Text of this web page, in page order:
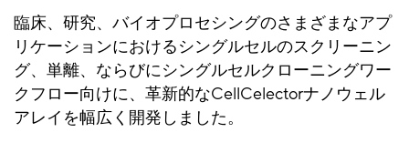
臨床、研究、バイオプロセシングのさまざまなアプ
リケーションにおけるシングルセルのスクリーニン
グ、単離、ならびにシングルセルクローニングワー
クフロー向けに、革新的なCellCelectorナノウェル
アレイを幅広く開発しました。